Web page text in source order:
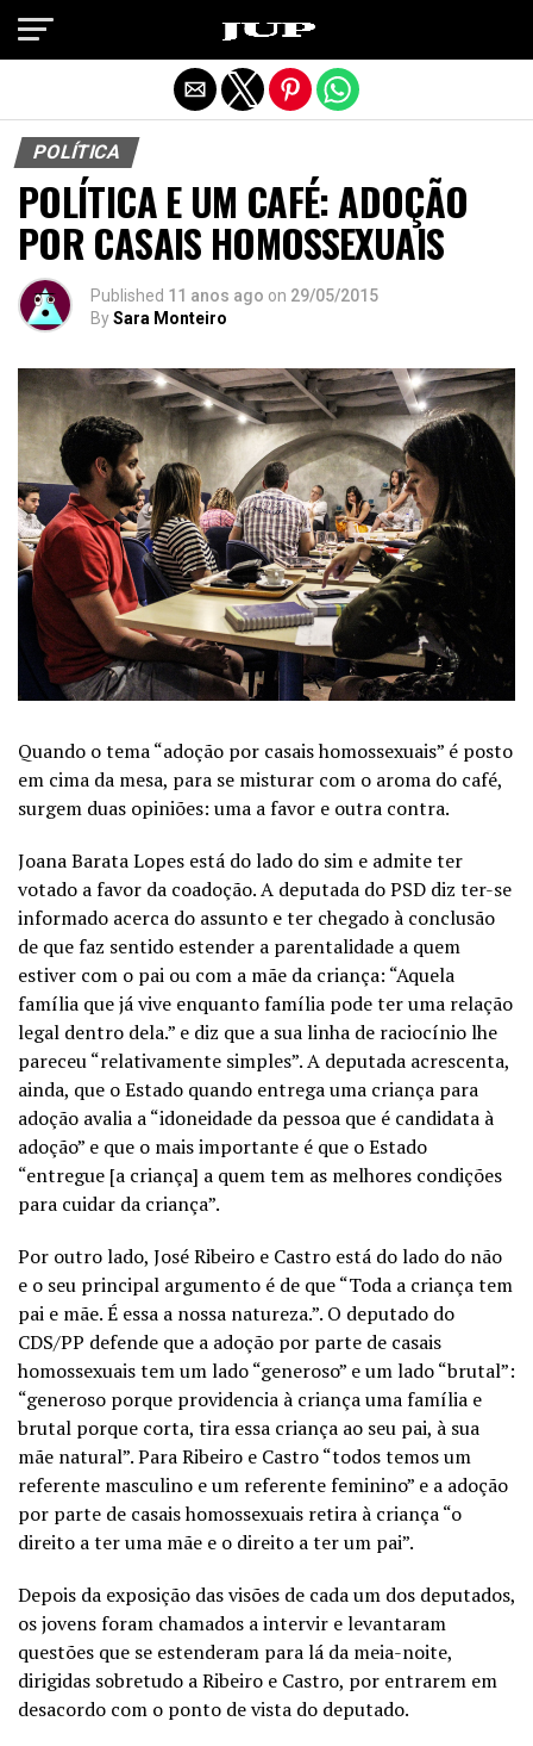
POLÍTICA
POLÍTICA E UM CAFÉ: ADOÇÃO
POR CASAIS HOMOSSEXUAIS
Published 11 anos ago on 29/05/2015
BySara Monteiro
Quando o tema “adoção por casais homossexuais” é posto
em cima da mesa, para se misturar com o aroma do café,
surgem duas opiniões: uma a favor e outra contra.
Joana Barata Lopes está do lado do sim e admite ter
votado a favor da coadoção. A deputada do PSD diz ter-se
informado acerca do assunto e ter chegado à conclusão
de que faz sentido estender a parentalidade a quem
estiver com o pai ou com a mãe da criança: “Aquela
família que já vive enquanto família pode ter uma relação
legal dentro dela.” e diz que a sua linha de raciocínio lhe
pareceu “relativamente simples”. A deputada acrescenta,
ainda, que o Estado quando entrega uma criança para
adoção avalia a “idoneidade da pessoa que é candidata à
adoção” e que o mais importante é que o Estado
“entregue [a criança] a quem tem as melhores condições
para cuidar da criança”.
Por outro lado, José Ribeiro e Castro está do lado do não
e o seu principal argumento é de que “Toda a criança tem
pai e mãe. É essa a nossa natureza.”. O deputado do
CDS/PP defende que a adoção por parte de casais
homossexuais tem um lado “generoso” e um lado “brutal”:
“generoso porque providencia à criança uma família e
brutal porque corta, tira essa criança ao seu pai, à sua
mãe natural”. Para Ribeiro e Castro “todos temos um
referente masculino e um referente feminino” e a adoção
por parte de casais homossexuais retira à criança “o
direito a ter uma mãe e o direito a ter um pai”.
Depois da exposição das visões de cada um dos deputados,
os jovens foram chamados a intervir e levantaram
questões que se estenderam para lá da meia-noite,
dirigidas sobretudo a Ribeiro e Castro, por entrarem em
desacordo com o ponto de vista do deputado.
Exit mobile version